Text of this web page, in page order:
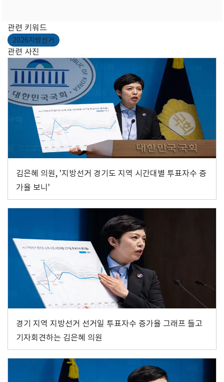
관련 키워드
2026지방선거
관련 사진
김은혜 의원, '지방선거 경기도 지역 시간대별 투표자수 증
가율 보니'
경기 지역 지방선거 선거일 투표자수 증가율 그래프 들고
기자회견하는 김은혜 의원